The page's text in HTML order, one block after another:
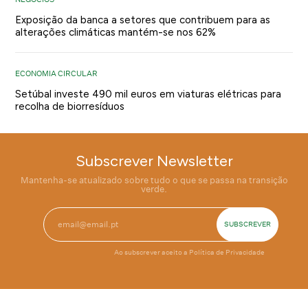
Exposição da banca a setores que contribuem para as
alterações climáticas mantém-se nos 62%
ECONOMIA CIRCULAR
Setúbal investe 490 mil euros em viaturas elétricas para
recolha de biorresíduos
Subscrever Newsletter
Mantenha-se atualizado sobre tudo o que se passa na transição
verde.
Ao subscrever aceito a Política de Privacidade